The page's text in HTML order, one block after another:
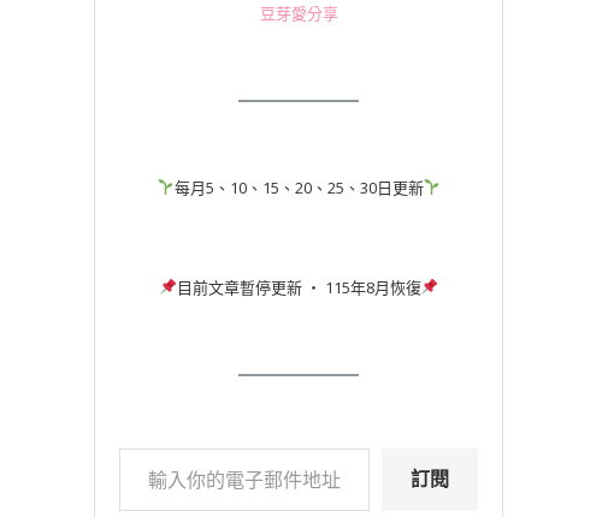
豆芽愛分享
每月5、10、15、20、25、30日更新
目前文章暫停更新 ‧ 115年8月恢復
訂閱